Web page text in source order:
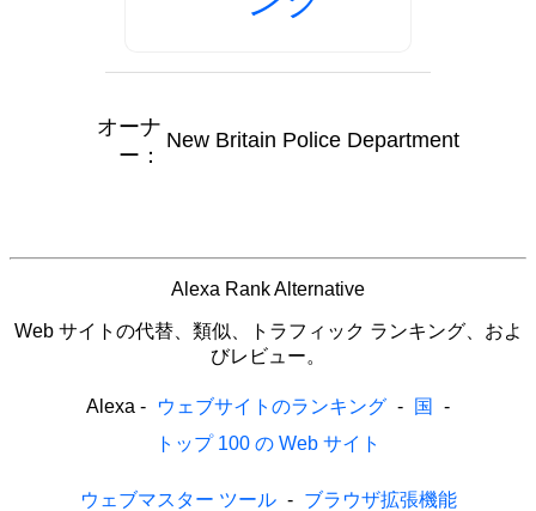
オーナ
ー：
New Britain Police Department
Alexa Rank Alternative
Web サイトの代替、類似、トラフィック ランキング、およ
びレビュー。
Alexa - ウェブサイトのランキング - 国
-
トップ 100 の Web サイト
ウェブマスター ツール - ブラウザ拡張機能